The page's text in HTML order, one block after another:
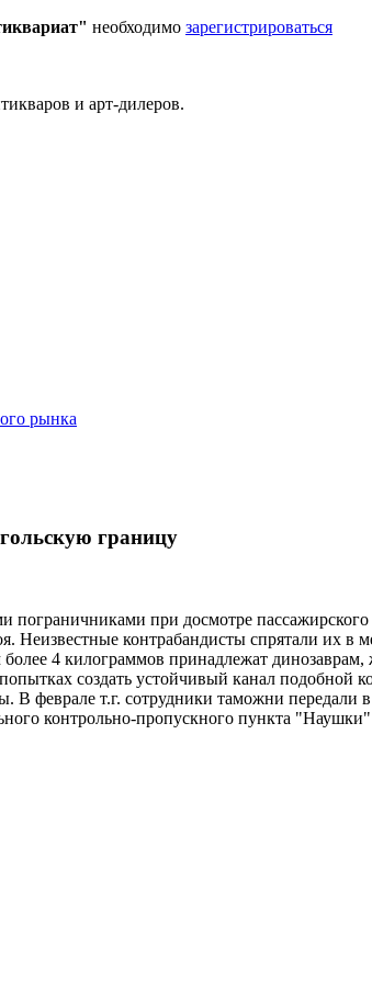
необходимо зарегистрироваться
и арт-дилеров.
рынка
границу
при досмотре
Неизвестные контрабандисты спрятали их в
4 килограммов принадлежат
создать устойчивый канал подобной
В феврале т.г. сотрудники таможни передали
контрольно-пропускного пункта